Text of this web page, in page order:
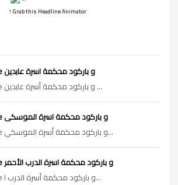
↑ Grab this Headline Animator
أجندة جلسات qr code و باركود محكمة اسرة عابدين
أجندة جلسات qr code و باركود محكمة أسرة عابدين ...
أجندة جلسات qr code و باركود محكمة اسرة الموسكى
أجندة جلسات qr code و باركود محكمة أسرة الموسكي...
أجندة جلسات qr code و باركود محكمة اسرة الدرب الأحمر
أجندة جلسات qr code و باركود محكمة أسرة الدرب ا...